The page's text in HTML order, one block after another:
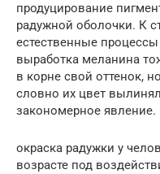
продуцирование
радужной оболочки. К
естественные
выработка меланина
в корне свой оттенок,
словно их цвет
закономерное явление.
окраска радужки у
возрасте под